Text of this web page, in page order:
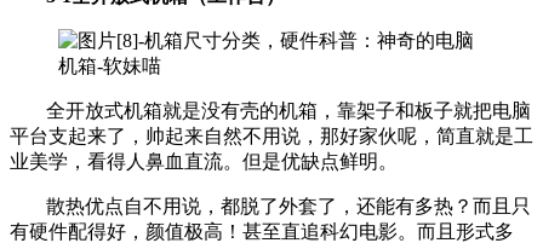
全开放式机箱就是没有壳的机箱，靠架子和板子就把电脑
平台支起来了，帅起来自然不用说，那好家伙呢，简直就是工
业美学，看得人鼻血直流。但是优缺点鲜明。
散热优点自不用说，都脱了外套了，还能有多热？而且只
有硬件配得好，颜值极高！甚至直追科幻电影。而且形式多